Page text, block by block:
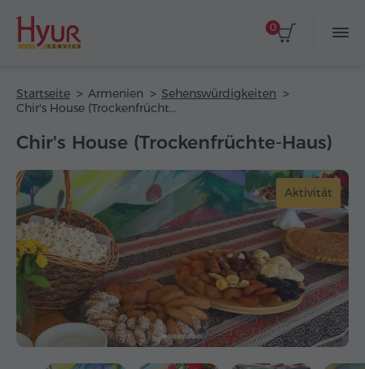
0
Startseite Armenien
Sehenswürdigkeiten
Chir's House (Trockenfrüchte-Haus)
Chir's House (Trockenfrüchte-Haus)
Aktivität